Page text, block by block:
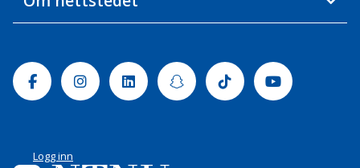
FacebookInstagramLinkedinSnapchatTiktok Youtube
Logg inn